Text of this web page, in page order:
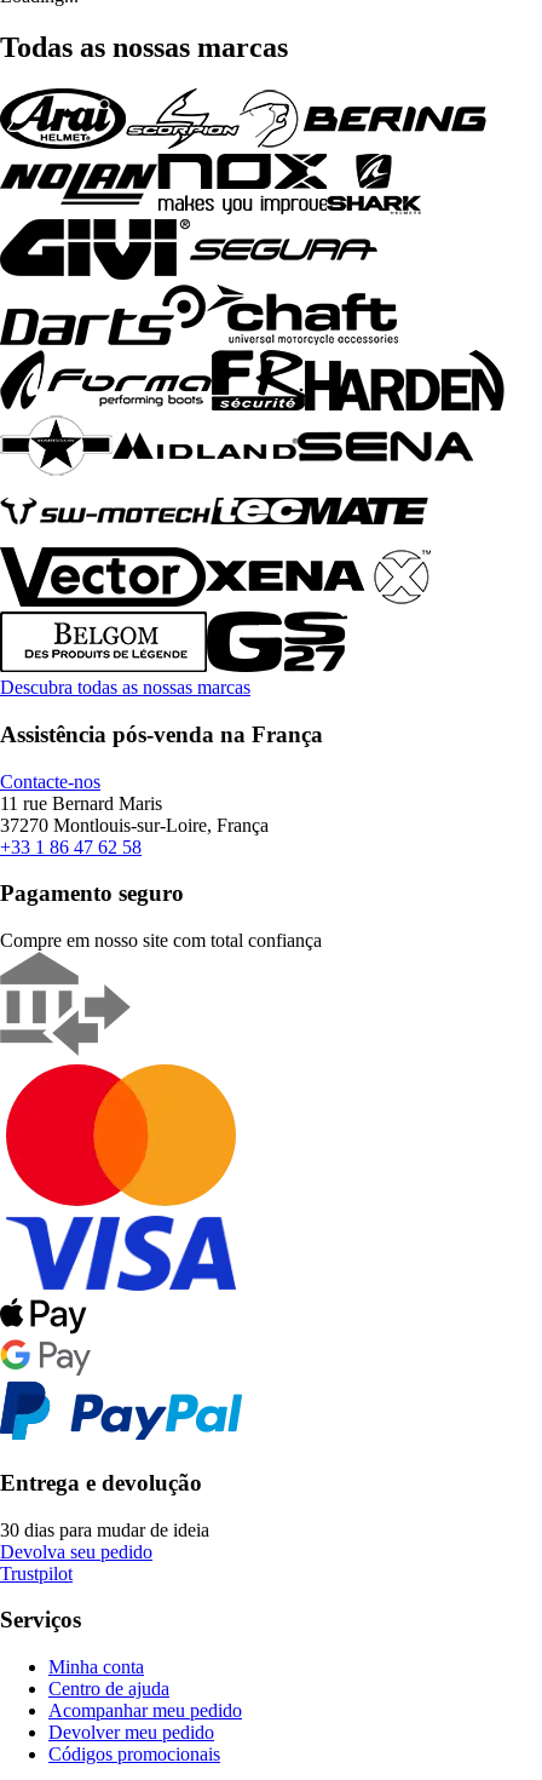
Todas as nossas marcas
Descubra todas as nossas marcas
Assistência pós-venda na França
Contacte-nos
11 rue Bernard Maris
37270 Montlouis-sur-Loire, França
+33 1 86 47 62 58
Pagamento seguro
Compre em nosso site com total confiança
Entrega e devolução
30 dias para mudar de ideia
Devolva seu pedido
Trustpilot
Serviços
Minha conta
Centro de ajuda
Acompanhar meu pedido
Devolver meu pedido
Códigos promocionais